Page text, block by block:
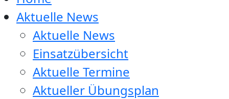
Aktuelle News
Aktuelle News
Einsatzübersicht
Aktuelle Termine
Aktueller Übungsplan